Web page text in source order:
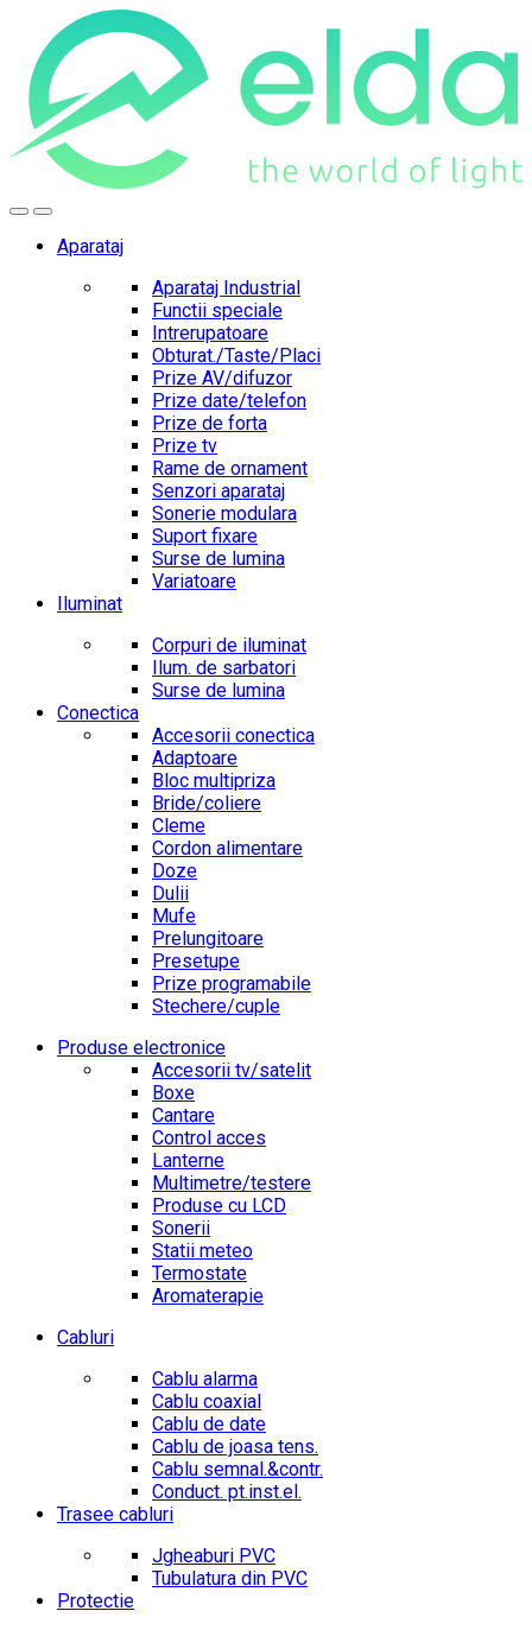
navigation
content
Aparataj
Aparataj Industrial
Functii speciale
Intrerupatoare
Obturat./Taste/Placi
Prize AV/difuzor
Prize date/telefon
Prize de forta
Prize tv
Rame de ornament
Senzori aparataj
Sonerie modulara
Suport fixare
Surse de lumina
Variatoare
Iluminat
Corpuri de iluminat
Ilum. de sarbatori
Surse de lumina
Conectica
Accesorii conectica
Adaptoare
Bloc multipriza
Bride/coliere
Cleme
Cordon alimentare
Doze
Dulii
Mufe
Prelungitoare
Presetupe
Prize programabile
Stechere/cuple
Produse electronice
Accesorii tv/satelit
Boxe
Cantare
Control acces
Lanterne
Multimetre/testere
Produse cu LCD
Sonerii
Statii meteo
Termostate
Aromaterapie
Cabluri
Cablu alarma
Cablu coaxial
Cablu de date
Cablu de joasa tens.
Cablu semnal.&contr.
Conduct. pt.inst.el.
Trasee cabluri
Jgheaburi PVC
Tubulatura din PVC
Protectie